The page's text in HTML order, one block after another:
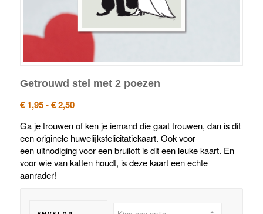
Getrouwd stel met 2 poezen
€1,95 - €2,50Prijsklasse:
tot
€ 2,50
Ga je trouwen of ken je iemand die gaat trouwen, dan is dit
een originele huwelijksfelicitatiekaart. Ook voor
een uitnodiging voor een bruiloft is dit een leuke kaart. En
voor wie van katten houdt, is deze kaart een echte
aanrader!